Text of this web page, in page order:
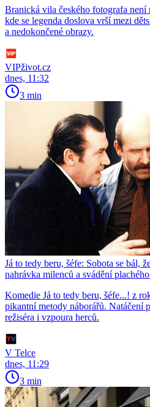
Branická vila českého fotografa není
kde se legenda doslova vrší mezi
a nedokončené obrazy.
VIPživot.cz
dnes, 11:32
3 min
Já to tedy beru, šéfe: Sobota se bál,
nahrávka milenců a svádění
Komedie Já to tedy beru, šéfe...! z
pikantní metody náborářů. Natáčení
režiséra i vzpoura herců.
V Telce
dnes, 11:29
3 min